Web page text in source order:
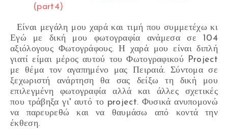
(part4)
Είναι μεγάλη μου χαρά και τιμή που συμμετέχω κι
Εγώ με δική μου φωτογραφία ανάμεσα σε 104
αξιόλογους Φωτογράφους. Η χαρά μου είναι διπλή
γιατί είμαι μέρος αυτού του Φωτογραφικού Project
με θέμα τον αγαπημένο μας Πειραιά. Σύντομα σε
ξεχωριστή ανάρτηση θα σας δείξω τη δική μου
επιλεγμένη φωτογραφία αλλά και άλλες σχετικές
που τράβηξα γι' αυτό το project. Φυσικά ανυπομονώ
να παρευρεθώ και να θαυμάσω από κοντά την
έκθεση.